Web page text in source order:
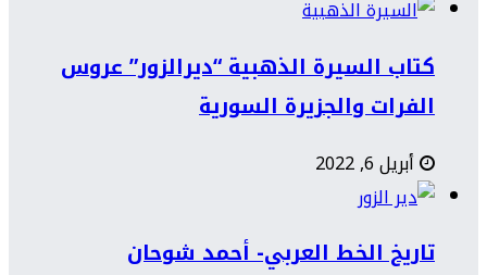
كتاب السيرة الذهبية “ديرالزور” عروس
الفرات والجزيرة السورية
أبريل 6, 2022
تاريخ الخط العربي- أحمد شوحان